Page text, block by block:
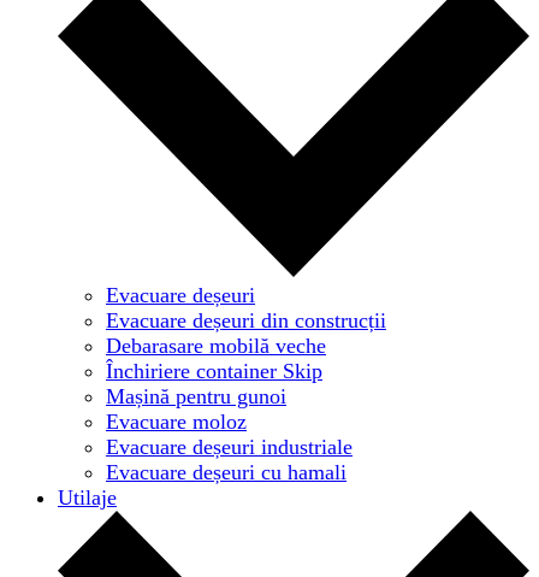
Evacuare deșeuri
Evacuare deșeuri din construcții
Debarasare mobilă veche
Închiriere container Skip
Mașină pentru gunoi
Evacuare moloz
Evacuare deșeuri industriale
Evacuare deșeuri cu hamali
Utilaje